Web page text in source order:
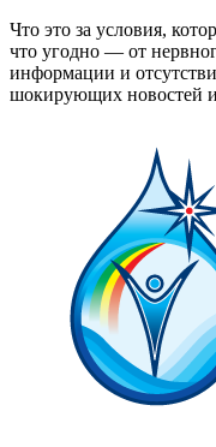
Что это за условия,
что угодно — от
информации и
шокирующих новостей